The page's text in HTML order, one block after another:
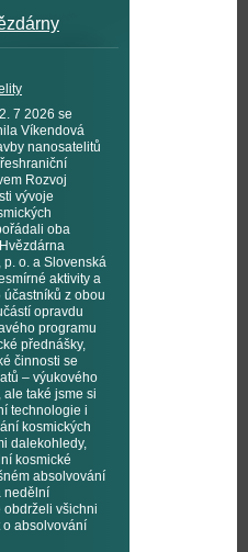
7 2026 se
Víkendová
nanosatelitů
Rozvoj
vývoje
oba
p. o. a Slovenská
aktivity a
z obou
opravdu
programu
přednášky,
činnosti se
– výukového
také jsme si
technologie i
kosmických
dalekohledy,
kosmické
absolvování
nedělní
obdrželi všichni
o absolvování